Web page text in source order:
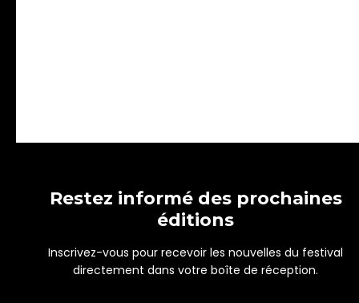
Restez informé des prochaines
éditions
Inscrivez-vous pour recevoir les nouvelles du festival
directement dans votre boîte de réception.